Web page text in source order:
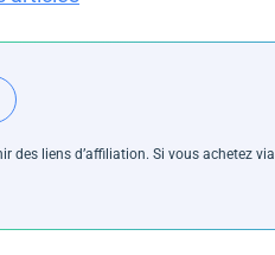
des liens d’affiliation. Si vous achetez